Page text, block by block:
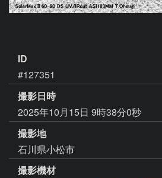
ID
#127351
撮影日時
2025年10月15日 9時38分0秒
撮影地
石川県小松市
撮影機材